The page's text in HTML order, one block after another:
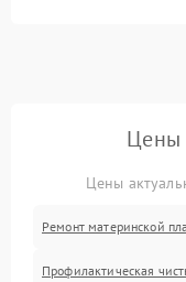
Цены
Цены
Ремонт материнской
Профилактическая